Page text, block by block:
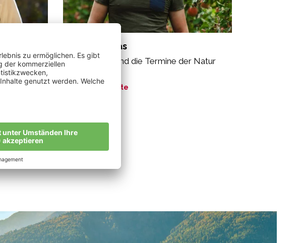
Tumler Tobias
„Flexibel sein und die Termine der Natur
Meine Geschichte